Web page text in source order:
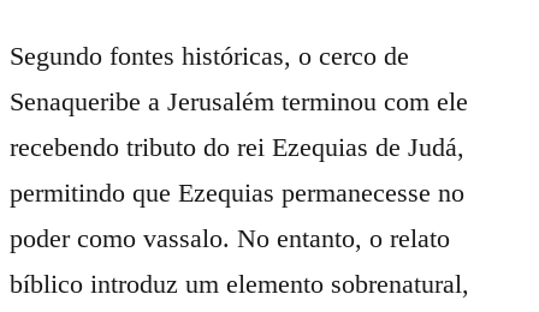
Segundo fontes históricas, o cerco de
Senaqueribe a Jerusalém terminou com ele
recebendo tributo do rei Ezequias de Judá,
permitindo que Ezequias permanecesse no
poder como vassalo. No entanto, o relato
bíblico introduz um elemento sobrenatural,